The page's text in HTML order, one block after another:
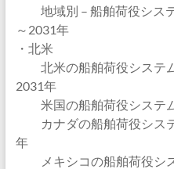
地域別 – 船舶荷役シス
～2031年
・北米
北米の船舶荷役システ
2031年
米国の船舶荷役システ
カナダの船舶荷役シス
年
メキシコの船舶荷役シ